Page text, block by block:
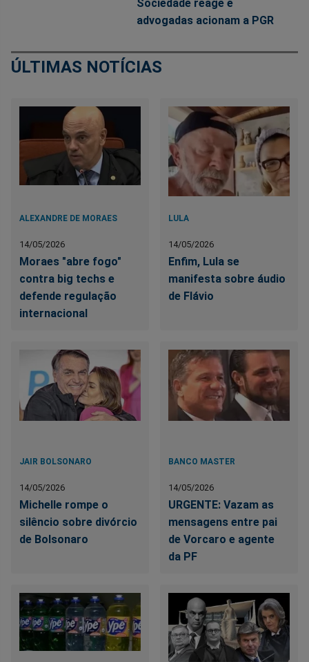
Sociedade reage e
advogadas acionam a PGR
ÚLTIMAS NOTÍCIAS
ALEXANDRE DE MORAES
14/05/2026
Moraes "abre fogo"
contra big techs e
defende regulação
internacional
LULA
14/05/2026
Enfim, Lula se
manifesta sobre áudio
de Flávio
JAIR BOLSONARO
14/05/2026
Michelle rompe o
silêncio sobre divórcio
de Bolsonaro
BANCO MASTER
14/05/2026
URGENTE: Vazam as
mensagens entre pai
de Vorcaro e agente
da PF